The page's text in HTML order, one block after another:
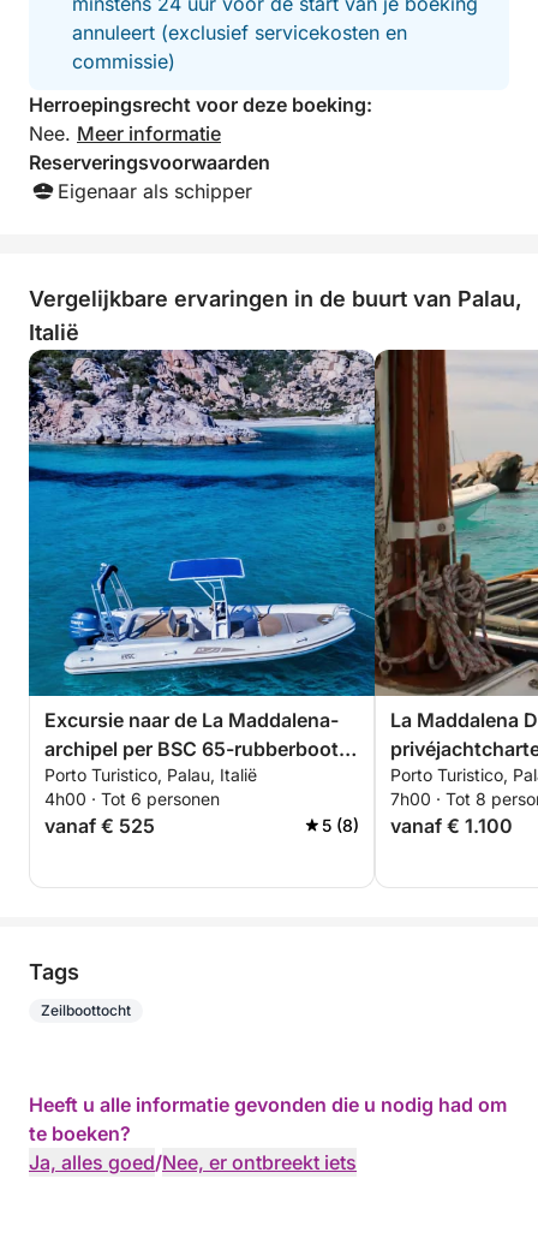
annuleert (exclusief servicekosten en
commissie)
Herroepingsrecht voor deze boeking:
Nee. Meer informatie
Reserveringsvoorwaarden
Eigenaar als schipper
Vergelijkbare ervaringen in de buurt van Palau,
Italië
Excursie naar de La Maddalena-
archipel per BSC 65-rubberboot,
met bestuurder (halve dag, 4 uur)
Porto Turistico, Palau, Italië
4h00 · Tot 6 personen
vanaf € 525 5 (8)
La Maddalena
dag vanuit
Porto Turistico,
7h00 · Tot 8
vanaf € 1.100
Tags
Zeilboottocht
Heeft u alle informatie gevonden die u nodig had om
te boeken?
Ja, alles goed/Nee, er ontbreekt iets